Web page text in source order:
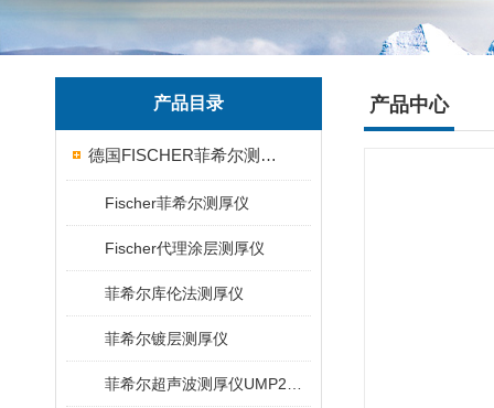
产品目录
德国FISCHER菲希尔测厚仪
Fischer菲希尔测厚仪
Fischer代理涂层测厚仪
菲希尔库伦法测厚仪
菲希尔镀层测厚仪
产品中心